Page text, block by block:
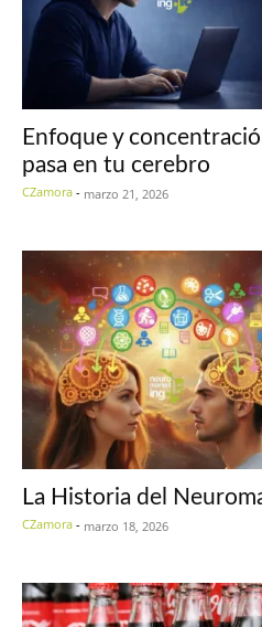
Enfoque y
pasa en tu cerebro
CZamora - marzo 21, 2026
La Historia del
CZamora - marzo 18, 2026